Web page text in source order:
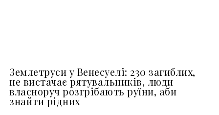
Землетруси у Венесуелі: 230 загиблих,
не вистачає рятувальників, люди
власноруч розгрібають руїни, аби
знайти рідних